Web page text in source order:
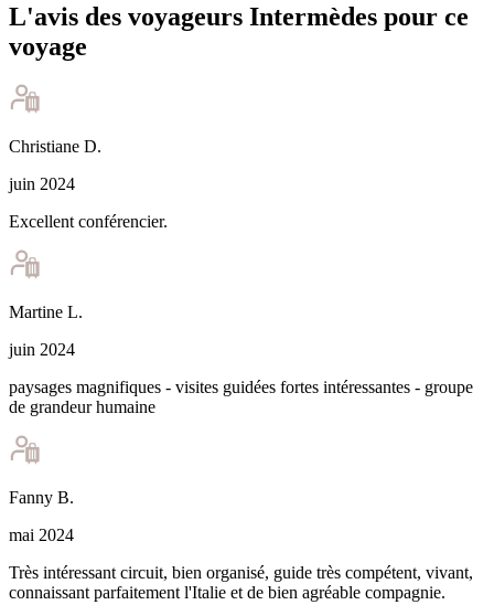
L'avis des voyageurs Intermèdes pour ce
voyage
Christiane D.
juin 2024
Excellent conférencier.
Martine L.
juin 2024
paysages magnifiques - visites guidées fortes intéressantes - groupe
de grandeur humaine
Fanny B.
mai 2024
Très intéressant circuit, bien organisé, guide très compétent, vivant,
connaissant parfaitement l'Italie et de bien agréable compagnie.